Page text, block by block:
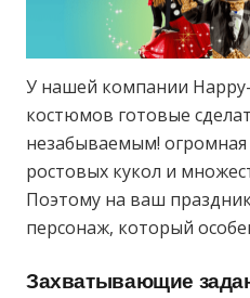
У нашей компании
костюмов готовые
незабываемым!
ростовых кукол и
Поэтому на ваш
персонаж, который
Захватывающие